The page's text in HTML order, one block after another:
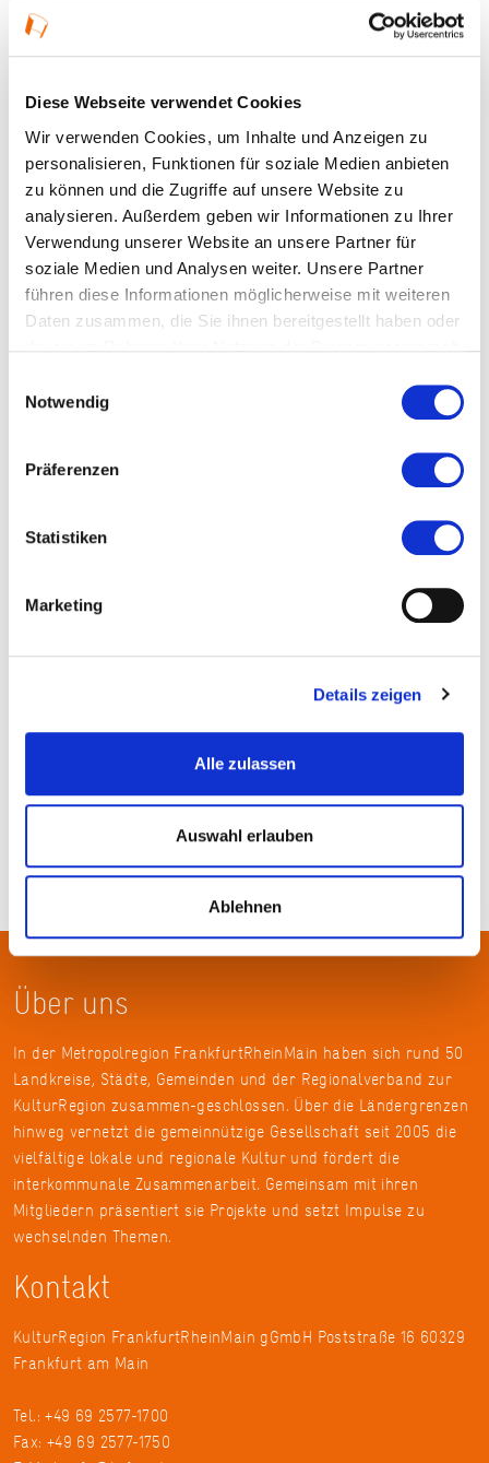
Diese Webseite verwendet Cookies
Wir verwenden Cookies, um Inhalte und Anzeigen zu
personalisieren, Funktionen für soziale Medien anbieten
zu können und die Zugriffe auf unsere Website zu
analysieren. Außerdem geben wir Informationen zu Ihrer
Verwendung unserer Website an unsere Partner für
soziale Medien und Analysen weiter. Unsere Partner
führen diese Informationen möglicherweise mit weiteren
Daten zusammen, die Sie ihnen bereitgestellt haben oder
Notwendig
Präferenzen
Statistiken
Marketing
Details zeigen
Alle zulassen
Auswahl erlauben
Ablehnen
10.09.2026, 15:30 Uhr — 18:30 Uhr in Frankfurt
am Main
Veranstaltungstyp:Ausstellung
Kosten und Anmeldung
Ort und Anfahrt
Veranstaltet von
KulturRegion FrankfurtRheinMain, Foto: DAW, Sabine Arndt
Über uns
In der Metropolregion FrankfurtRheinMain haben sich rund 50
Landkreise, Städte, Gemeinden und der Regionalverband zur
KulturRegion zusammen-geschlossen. Über die Ländergrenzen
hinweg vernetzt die gemeinnützige Gesellschaft seit 2005 die
vielfältige lokale und regionale Kultur und fördert die
interkommunale Zusammenarbeit. Gemeinsam mit ihren
Mitgliedern präsentiert sie Projekte und setzt Impulse zu
wechselnden Themen.
Kontakt
KulturRegion FrankfurtRheinMain gGmbH Poststraße 16 60329
Frankfurt am Main
Tel.: +49 69 2577-1700
Fax: +49 69 2577-1750